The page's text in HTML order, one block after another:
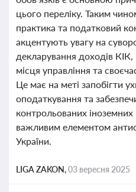
цього переліку. Таким
практика та податковий
акцентують увагу на
декларування доходів
місця управління та
Це має на меті запобігти
оподаткування та
контрольованих
важливим елементом
України.
LIGA ZAKON,03 вересня 2025